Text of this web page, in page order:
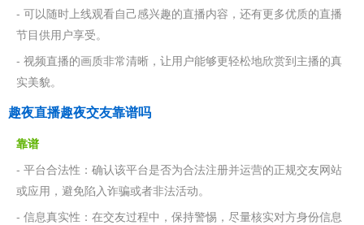
- 可以随时上线观看自己感兴趣的直播内容，还有更多优质的直播
节目供用户享受。
- 视频直播的画质非常清晰，让用户能够更轻松地欣赏到主播的真
实美貌。
趣夜直播趣夜交友靠谱吗
靠谱
- 平台合法性：确认该平台是否为合法注册并运营的正规交友网站
或应用，避免陷入诈骗或者非法活动。
- 信息真实性：在交友过程中，保持警惕，尽量核实对方身份信息